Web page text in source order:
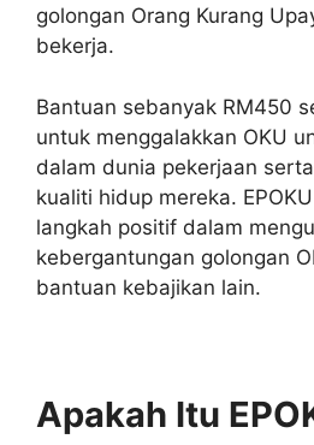
golongan Orang Kurang
bekerja.
Bantuan sebanyak RM450
untuk menggalakkan OKU
dalam dunia pekerjaan
kualiti hidup mereka.
langkah positif dalam
kebergantungan golongan
bantuan kebajikan lain.
Apakah Itu